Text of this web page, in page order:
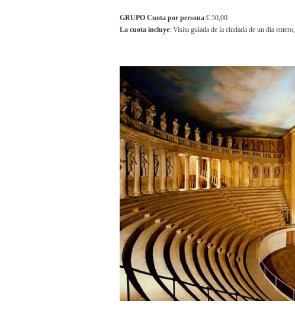
GRUPO Cuota por persona:€ 50,00
La cuota incluye: Visita guiada de la ciudada de un día entero,